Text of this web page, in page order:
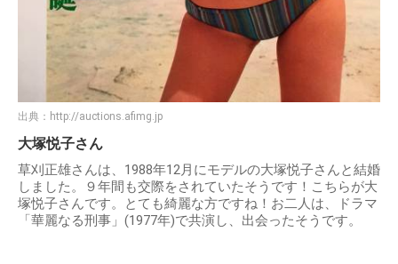
出典： http://auctions.afimg.jp
大塚悦子さん
草刈正雄さんは、1988年12月にモデルの大塚悦子さんと結婚
しました。９年間も交際をされていたそうです！こちらが大
塚悦子さんです。とても綺麗な方ですね！お二人は、ドラマ
「華麗なる刑事」(1977年)で共演し、出会ったそうです。